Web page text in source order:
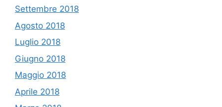
Settembre 2018
Agosto 2018
Luglio 2018
Giugno 2018
Maggio 2018
Aprile 2018